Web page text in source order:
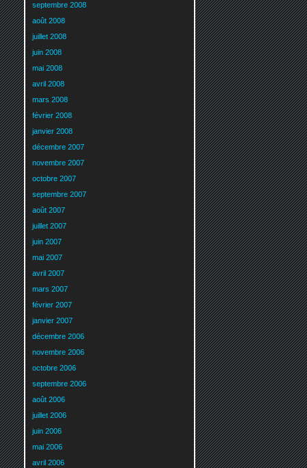
septembre 2008
août 2008
juillet 2008
juin 2008
mai 2008
avril 2008
mars 2008
février 2008
janvier 2008
décembre 2007
novembre 2007
octobre 2007
septembre 2007
août 2007
juillet 2007
juin 2007
mai 2007
avril 2007
mars 2007
février 2007
janvier 2007
décembre 2006
novembre 2006
octobre 2006
septembre 2006
août 2006
juillet 2006
juin 2006
mai 2006
avril 2006